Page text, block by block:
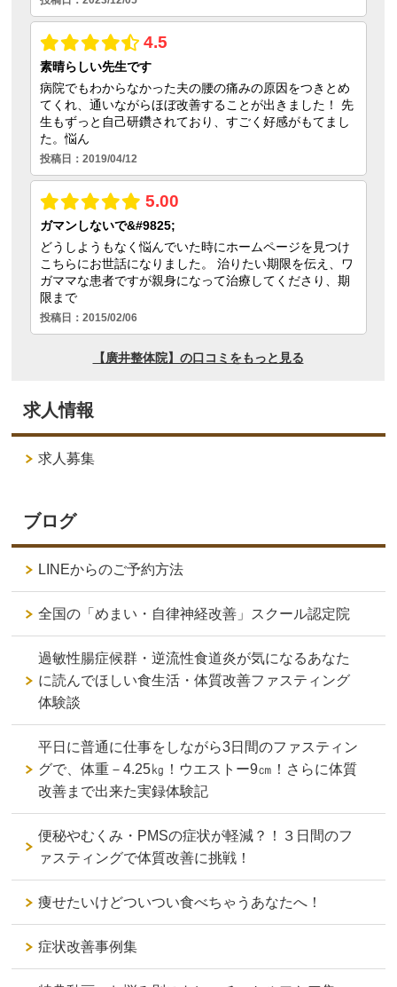
求人情報
求人募集
ブログ
LINEからのご予約方法
全国の「めまい・自律神経改善」スクール認定院
過敏性腸症候群・逆流性食道炎が気になるあなた
に読んでほしい食生活・体質改善ファスティング
体験談
平日に普通に仕事をしながら3日間のファスティン
グで、体重－4.25㎏！ウエストー9㎝！さらに体質
改善まで出来た実録体験記
便秘やむくみ・PMSの症状が軽減？！３日間のフ
ァスティングで体質改善に挑戦！
痩せたいけどついつい食べちゃうあなたへ！
症状改善事例集